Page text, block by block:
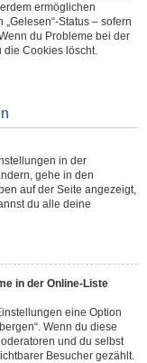
ermöglichen
Status – sofern
du Probleme bei der
die Cookies löscht.
in der
gehe in den
auf der Seite angezeigt,
du alle deine
in der Online-Liste
eine Option
Wenn du diese
und du selbst
Besucher gezählt.